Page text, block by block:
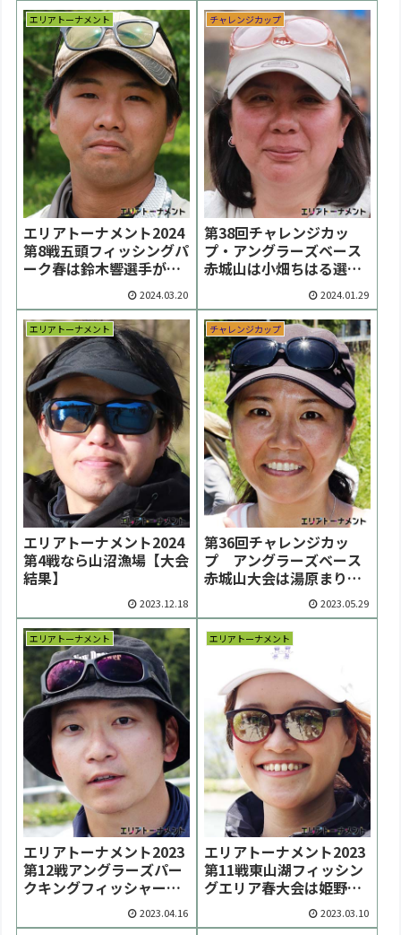
エリアトーナメント
エリアトーナメント2024
第8戦五頭フィッシングパ
ーク春は鈴木響選手が優
2024.03.20
チャレンジカップ
第38回チャレンジカッ
プ・アングラーズベース
赤城山は小畑ちはる選手
が優勝【大会結果】2024.01.29
エリアトーナメント
エリアトーナメント2024
第4戦なら山沼漁場【大会
結果】
2023.12.18
チャレンジカップ
第36回チャレンジカッ
プ アングラーズベース
赤城山大会は湯原まりこ
選手が優勝【大会終了】
2023.05.29
エリアトーナメント
エリアトーナメント2023
第12戦アングラーズパー
クキングフィッシャー大
会は渡辺元気選手が初優
勝【大会結果】
2023.04.16
エリアトーナメント
エリアトーナメント2023
第11戦東山湖フィッシン
グエリア春大会は姫野瑠
衣選手が初優勝【大会結
果】
2023.03.10